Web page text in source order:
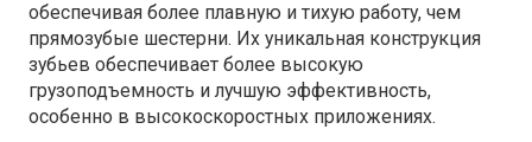
обеспечивая более плавную и тихую работу, чем
прямозубые шестерни. Их уникальная конструкция
зубьев обеспечивает более высокую
грузоподъемность и лучшую эффективность,
особенно в высокоскоростных приложениях.